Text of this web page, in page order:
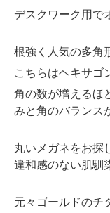
デスクワーク用で
根強く人気の多角
こちらはヘキサゴ
角の数が増えるほ
みと角のバランス
丸いメガネをお探
違和感のない肌馴
元々ゴールドのチ